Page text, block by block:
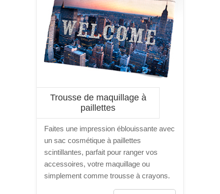
Trousse de maquillage à
paillettes
Faites une impression éblouissante avec
un sac cosmétique à paillettes
scintillantes, parfait pour ranger vos
accessoires, votre maquillage ou
simplement comme trousse à crayons.